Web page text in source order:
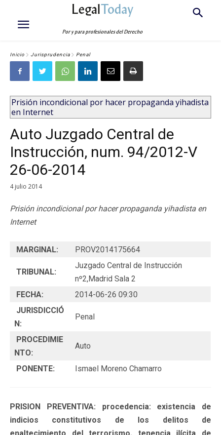
LegalToday
Por y para profesionales del Derecho
Inicio Jurisprudencia Penal
Prisión incondicional por hacer propaganda yihadista
en Internet
Auto Juzgado Central de
Instrucción, num. 94/2012-V
26-06-2014
4 julio 2014
Prisión incondicional por hacer propaganda yihadista en
Internet
MARGINAL: PROV2014175664
TRIBUNAL:
Juzgado Central de Instrucción
nº2,Madrid Sala 2
FECHA:
2014-06-26 09:30
JURISDICCIÓ
N:
Penal
PROCEDIMIE
NTO:
Auto
PONENTE: Ismael Moreno Chamarro
PRISION PREVENTIVA: procedencia: existencia de
indicios constitutivos de los delitos de